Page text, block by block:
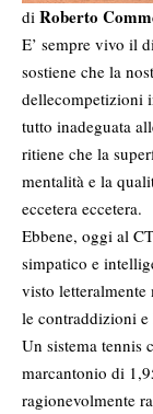
di Roberto
E’ sempre vivo il
sostiene che la
dellecompetizioni
tutto inadeguata
ritiene che la
mentalità e la
eccetera eccetera.
Ebbene, oggi al
simpatico e
visto letteralmente
le contraddizioni e
Un sistema tennis
marcantonio di
ragionevolmente